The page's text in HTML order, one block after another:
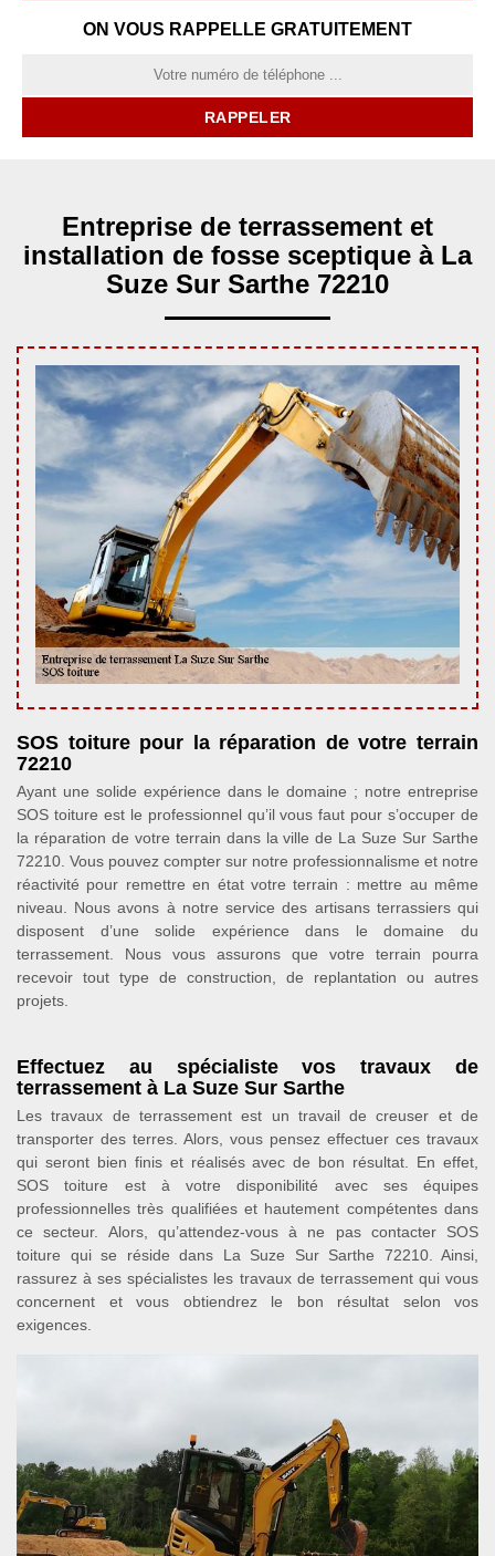
ON VOUS RAPPELLE GRATUITEMENT
Entreprise de terrassement et
installation de fosse sceptique à La
Suze Sur Sarthe 72210
SOS toiture pour la réparation de votre terrain
72210
Ayant une solide expérience dans le domaine ; notre entreprise
SOS toiture est le professionnel qu’il vous faut pour s’occuper de
la réparation de votre terrain dans la ville de La Suze Sur Sarthe
72210. Vous pouvez compter sur notre professionnalisme et notre
réactivité pour remettre en état votre terrain : mettre au même
niveau. Nous avons à notre service des artisans terrassiers qui
disposent d’une solide expérience dans le domaine du
terrassement. Nous vous assurons que votre terrain pourra
recevoir tout type de construction, de replantation ou autres
projets.
Effectuez au spécialiste vos travaux de
terrassement à La Suze Sur Sarthe
Les travaux de terrassement est un travail de creuser et de
transporter des terres. Alors, vous pensez effectuer ces travaux
qui seront bien finis et réalisés avec de bon résultat. En effet,
SOS toiture est à votre disponibilité avec ses équipes
professionnelles très qualifiées et hautement compétentes dans
ce secteur. Alors, qu’attendez-vous à ne pas contacter SOS
toiture qui se réside dans La Suze Sur Sarthe 72210. Ainsi,
rassurez à ses spécialistes les travaux de terrassement qui vous
concernent et vous obtiendrez le bon résultat selon vos
exigences.